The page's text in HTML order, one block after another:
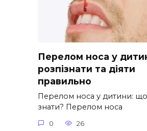
Перелом носа у
розпізнати та діяти
правильно
Перелом носа у дитини:
знати? Перелом носа
0 26